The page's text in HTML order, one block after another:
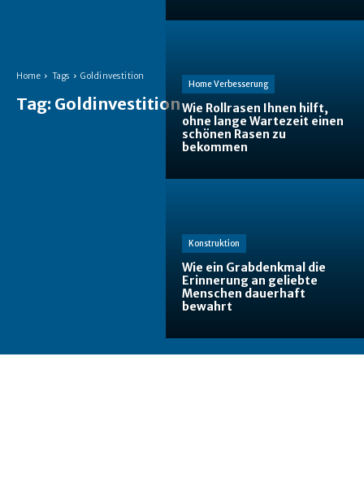
Home Tags Goldinvestition
Tag: Goldinvestition
Home Verbesserung
Wie Rollrasen Ihnen hilft,
ohne lange Wartezeit einen
schönen Rasen zu
bekommen
Konstruktion
Wie ein Grabdenkmal die
Erinnerung an geliebte
Menschen dauerhaft
bewahrt